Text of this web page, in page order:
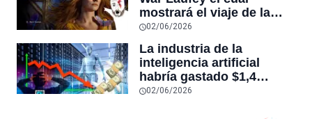
mostrará el viaje de la
esposa de Kratos tras su
muerte
02/06/2026
La industria de la
inteligencia artificial
habría gastado $1,4
billones de dólares y aún
02/06/2026